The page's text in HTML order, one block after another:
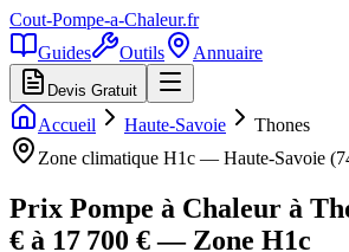
Cout-Pompe-a-Chaleur.fr
Guides
Outils Annuaire
Devis Gratuit
Accueil Haute-Savoie
Thones
Zone climatique H1c — Haute-Savoie (
Prix Pompe à Chaleur à
€ à 17 700 € — Zone H1c